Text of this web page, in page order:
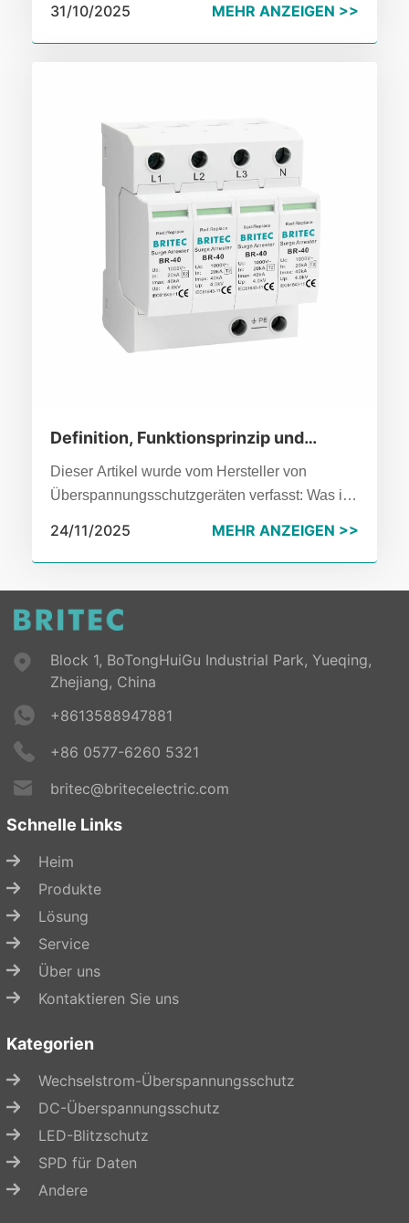
Prinzipien, erklärt, wie man eine effektive
hierarchische (Schritt-für-Schritt)
31/10/2025 MEHR ANZEIGEN >>
Definition, Funktionsprinzip und
Verwendung des 40KA-
Überspannungsschutzes
Dieser Artikel wurde vom Hersteller von
Überspannungsschutzgeräten verfasst: Was ist
benötigen Sie ihn, wie funktioniert er, welche
Vorteile hat er und wie wird er im Bereich der
elektrischen Sicherheit richtig eingesetzt?.
24/11/2025 MEHR ANZEIGEN >>
Block 1, BoTongHuiGu Industrial Park, Yueqing,
Zhejiang, China
+8613588947881
+86 0577-6260 5321
britec@britecelectric.com
Schnelle Links
Heim
Produkte
Lösung
Service
Über uns
Kontaktieren Sie uns
Kategorien
Wechselstrom-Überspannungsschutz
DC-Überspannungsschutz
LED-Blitzschutz
SPD für Daten
Andere